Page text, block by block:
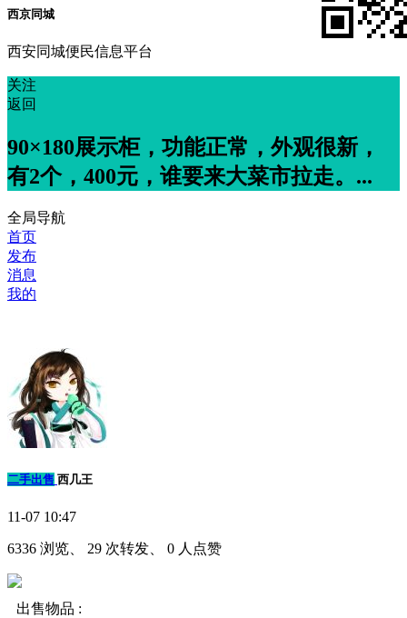
西京同城
西安同城便民信息平台
关注
返回
90×180展示柜，功能正常，外观很新，
有2个，400元，谁要来大菜市拉走。...
全局导航
首页
发布
消息
我的
二手出售 西几王
11-07 10:47
6336 浏览、 29 次转发、 0 人点赞
出售物品 :